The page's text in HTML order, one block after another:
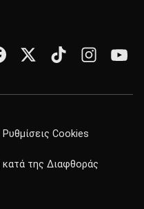
Ρυθμίσεις Cookies
κατά της Διαφθοράς